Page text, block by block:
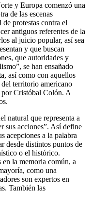
y Europa comenzó una
de las escenas
protestas contra el
antiguos referentes de la
al juicio popular, así sea
y que buscan
que autoridades y
se han ensañado
así como con aquellos
territorio americano
por Cristóbal Colón. A
natural que representa a
sus acciones”. Así define
acepciones a la palabra
desde distintos puntos de
o el histórico.
en la memoria común, a
como una
son expertos en
También las